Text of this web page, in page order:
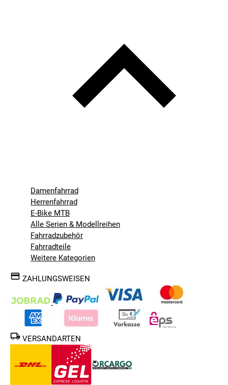
Damenfahrrad
Herrenfahrrad
E-Bike MTB
Alle Serien & Modellreihen
Fahrradzubehör
Fahrradteile
Weitere Kategorien
ZAHLUNGSWEISEN
VERSANDARTEN